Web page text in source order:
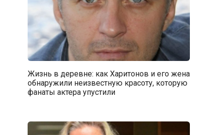
Жизнь в деревне: как Харитонов и его жена
обнаружили неизвестную красоту, которую
фанаты актера упустили